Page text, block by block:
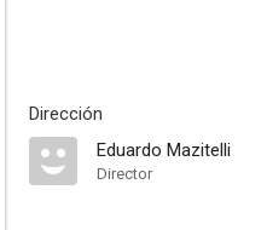
Dirección
Eduardo Mazitelli
Director